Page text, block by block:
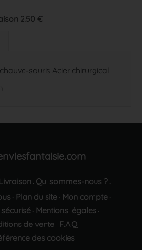
2.50 €
souris Acier chirurgical
Livraison . Qui sommes-nous ? .
· Plan du site· Mon compte·
· Mentions légales ·
de vente · F.A.Q ·
des cookies